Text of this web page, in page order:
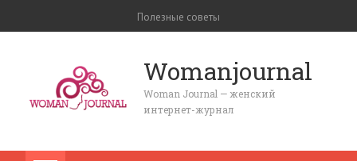
Полезные советы
Womanjournal
Woman Journal — женский
интернет-журнал